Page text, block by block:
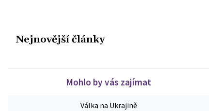
Nejnovější články
Mohlo by vás zajímat
Válka na Ukrajině